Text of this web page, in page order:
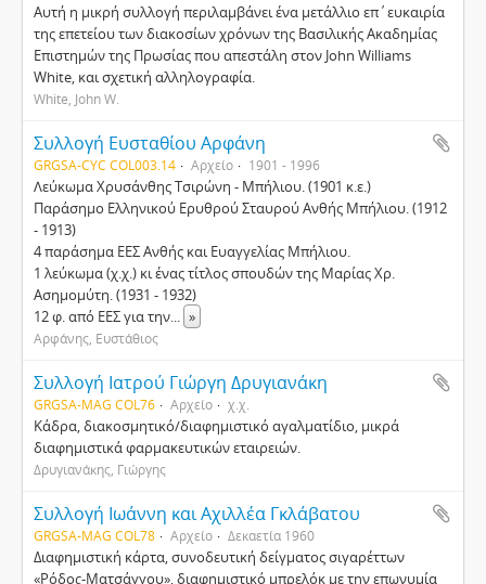
Αυτή η μικρή συλλογή περιλαμβάνει ένα μετάλλιο επ΄ευκαιρία
της επετείου των διακοσίων χρόνων της Βασιλικής Ακαδημίας
Επιστημών της Πρωσίας που απεστάλη στον John Williams
White, και σχετική αλληλογραφία.
White, John W.
Συλλογή Ευσταθίου Αρφάνη
GRGSA-CYC COL003.14 Αρχείο 1901 - 1996
Λεύκωμα Χρυσάνθης Τσιρώνη - Μπήλιου. (1901 κ.ε.)
Παράσημο Ελληνικού Ερυθρού Σταυρού Ανθής Μπήλιου. (1912
- 1913)
4 παράσημα ΕΕΣ Ανθής και Ευαγγελίας Μπήλιου.
1 λεύκωμα (χ.χ.) κι ένας τίτλος σπουδών της Μαρίας Χρ.
Ασημομύτη. (1931 - 1932)
12 φ. από ΕΕΣ για την... »
Αρφάνης, Ευστάθιος
Συλλογή Ιατρού Γιώργη Δρυγιανάκη
GRGSA-MAG COL76 Αρχείο χ.χ.
Κάδρα, διακοσμητικό/διαφημιστικό αγαλματίδιο, μικρά
διαφημιστικά φαρμακευτικών εταιρειών.
Δρυγιανάκης, Γιώργης
Συλλογή Ιωάννη και Αχιλλέα Γκλάβατου
GRGSA-MAG COL78 Αρχείο Δεκαετία 1960
Διαφημιστική κάρτα, συνοδευτική δείγματος σιγαρέττων
«Ρόδος-Ματσάγγου», διαφημιστικό μπρελόκ με την επωνυμία